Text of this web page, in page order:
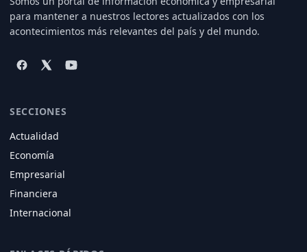
para mantener a nuestros lectores actualizados con los
acontecimientos más relevantes del país y del mundo.
SECCIONES
Actualidad
Economía
Empresarial
Financiera
Internacional